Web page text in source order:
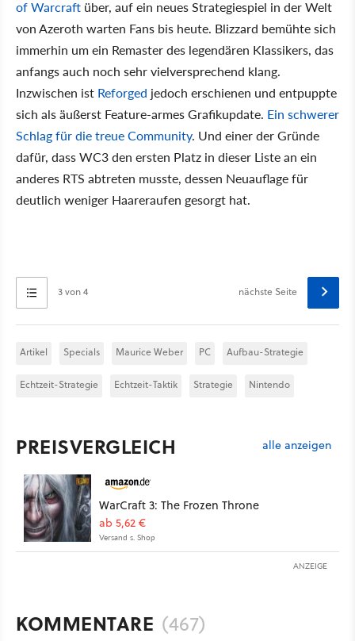
of Warcraft über, auf ein neues Strategiespiel in der Welt
von Azeroth warten Fans bis heute. Blizzard bemühte sich
immerhin um ein Remaster des legendären Klassikers, das
anfangs auch noch sehr vielversprechend klang.
Inzwischen ist Reforged jedoch erschienen und entpuppte
sich als äußerst Feature-armes Grafikupdate. Ein schwerer
Schlag für die treue Community. Und einer der Gründe
dafür, dass WC3 den ersten Platz in dieser Liste an ein
anderes RTS abtreten musste, dessen Neuauflage für
deutlich weniger Haareraufen gesorgt hat.
3 von 4 nächste Seite
Artikel Specials Maurice Weber PC Aufbau-Strategie
Echtzeit-Strategie Echtzeit-Taktik Strategie Nintendo
PREISVERGLEICH alle anzeigen
WarCraft 3: The Frozen Throne
ab 5,62 €
Versand s. Shop
ANZEIGE
KOMMENTARE (467)